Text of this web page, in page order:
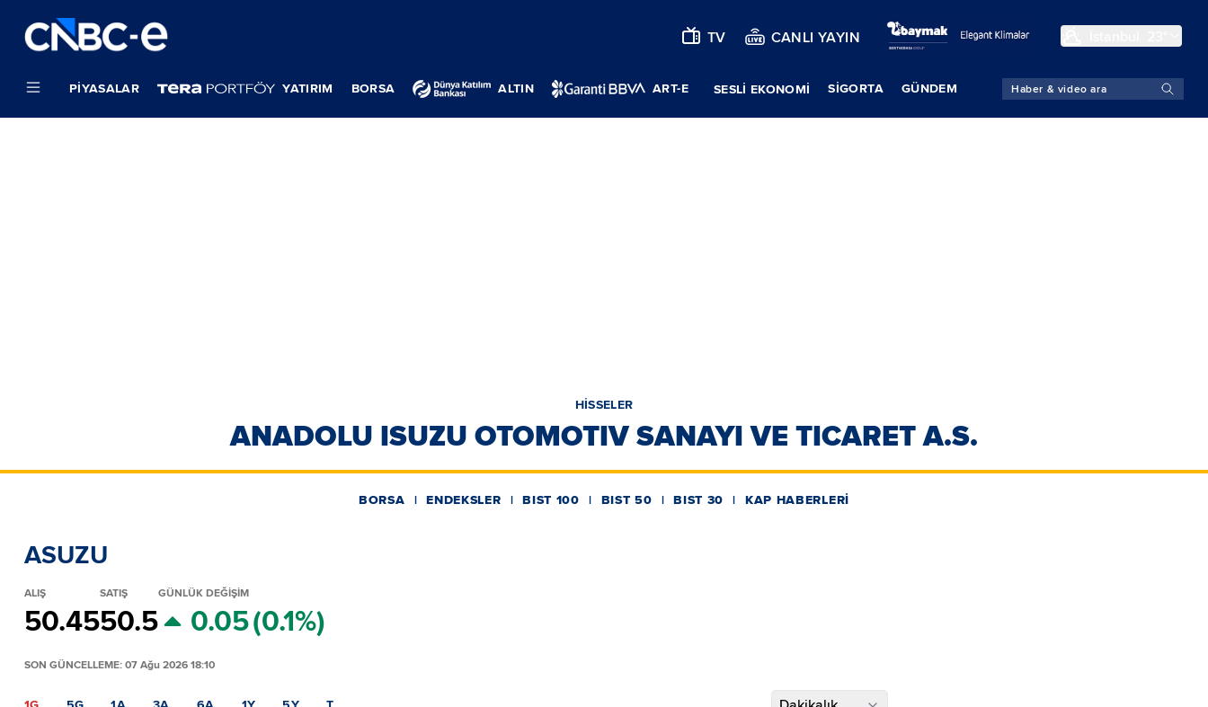
TV CANLI YAYIN
PIYASALAR YATIRIM BORSA ALTIN ART-E SESLİ EKONOMİ SIGORTA GÜNDEM
HİSSELER
ANADOLU ISUZU OTOMOTIV SANAYI VE TICARET A.S.
BORSA ENDEKSLER BIST 100 BIST 50 BIST 30 KAP HABERLERİ
ASUZU
ALIŞ
50.45
SATIŞ
50.5
GÜNLÜK DEĞİŞİM
0.05(0.1%)
SON GÜNCELLEME: 07 Ağu 2026 18:10